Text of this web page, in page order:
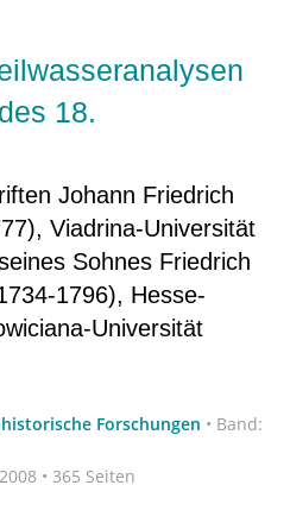
18.
Johann Friedrich
Viadrina-Universität
Sohnes Friedrich
1796), Hesse-
Universität
Forschungen • Band:
• 365 Seiten